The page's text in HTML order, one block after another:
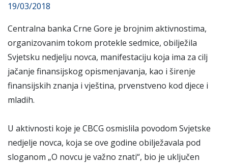
19/03/2018
Centralna banka Crne Gore je brojnim aktivnostima,
organizovanim tokom protekle sedmice, obilježila
Svjetsku nedjelju novca, manifestaciju koja ima za cilj
jačanje finansijskog opismenjavanja, kao i širenje
finansijskih znanja i vještina, prvenstveno kod djece i
mladih.
U aktivnosti koje je CBCG osmislila povodom Svjetske
nedjelje novca, koja se ove godine obilježavala pod
sloganom „O novcu je važno znati“, bio je uključen